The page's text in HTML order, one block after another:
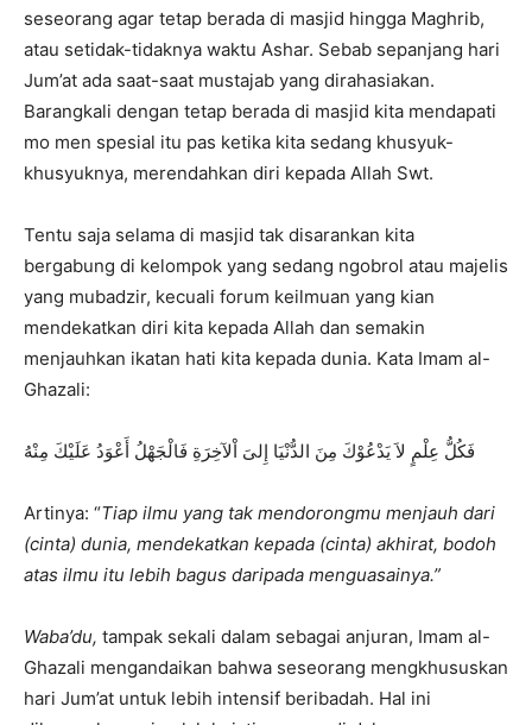
seseorang agar tetap berada di masjid hingga Maghrib,
atau setidak-tidaknya waktu Ashar. Sebab sepanjang hari
Jum’at ada saat-saat mustajab yang dirahasiakan.
Barangkali dengan tetap berada di masjid kita mendapati
mo men spesial itu pas ketika kita sedang khusyuk-
khusyuknya, merendahkan diri kepada Allah Swt.
Tentu saja selama di masjid tak disarankan kita
bergabung di kelompok yang sedang ngobrol atau majelis
yang mubadzir, kecuali forum keilmuan yang kian
mendekatkan diri kita kepada Allah dan semakin
menjauhkan ikatan hati kita kepada dunia. Kata Imam al-
Ghazali:
فَكُلُّ عِلْمٍ لاَ يَدْعُوْكَ مِنَ الدُّنْيَا إِلىَ اْلآخِرَةِ فَالْجَهْلُ أَعْوَدُ عَلَيْكَ مِنْهُ
Artinya: “Tiap ilmu yang tak mendorongmu menjauh dari
(cinta) dunia, mendekatkan kepada (cinta) akhirat, bodoh
atas ilmu itu lebih bagus daripada menguasainya.”
Waba’du, tampak sekali dalam sebagai anjuran, Imam al-
Ghazali mengandaikan bahwa seseorang mengkhususkan
hari Jum’at untuk lebih intensif beribadah. Hal ini